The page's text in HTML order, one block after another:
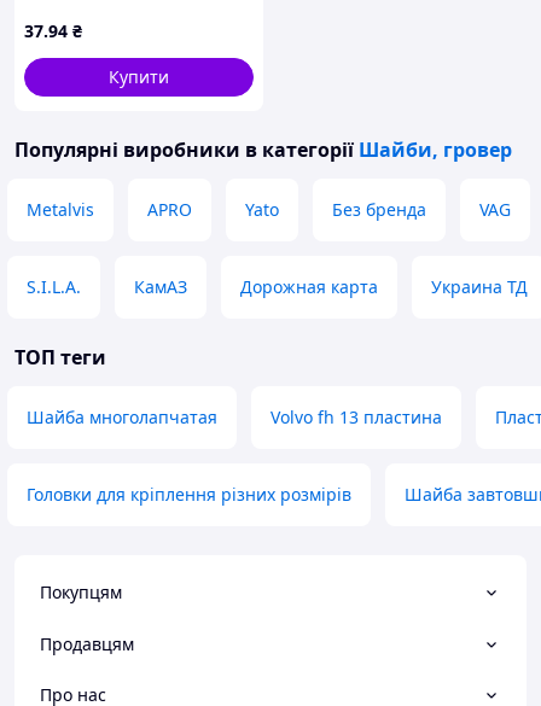
37.94 ₴
Купити
Популярні виробники в категорії Шайби, гровер
Metalvis APRO Yato Без бренда VAG
S.I.L.A. КамАЗ Дорожная карта Украина ТД
ТОП теги
Шайба многолапчатая Volvo fh 13 пластина
Головки для кріплення різних розмірів Шайба
Покупцям
Продавцям
Про нас